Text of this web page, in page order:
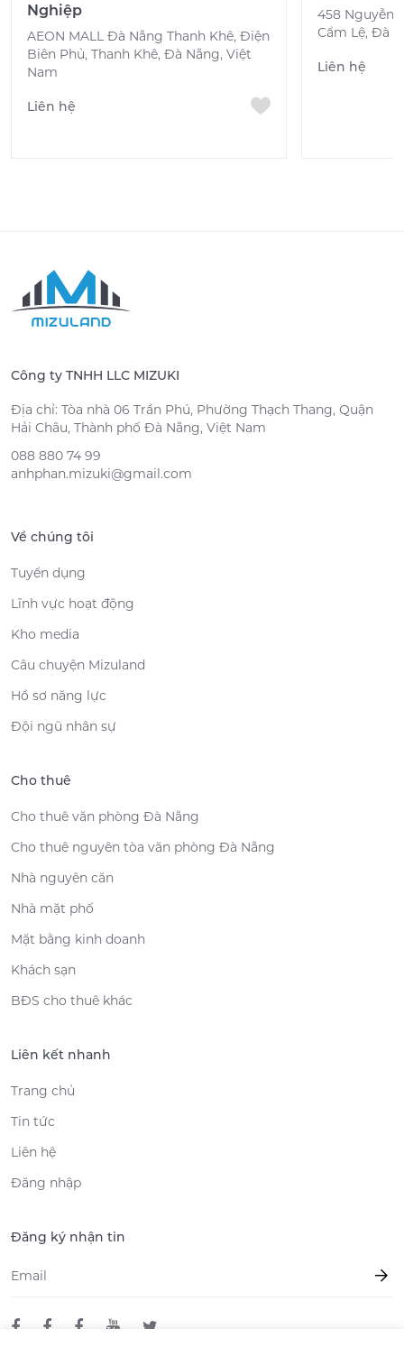
Nghiệp
AEON MALL Đà Nẵng Thanh Khê, Điện
Biên Phủ, Thanh Khê, Đà Nẵng, Việt
Nam
Liên hệ
458 Nguyễn
Cẩm Lệ, Đà
Liên hệ
Công ty TNHH LLC MIZUKI
Địa chỉ: Tòa nhà 06 Trần Phú, Phường Thạch Thang, Quận
Hải Châu, Thành phố Đà Nẵng, Việt Nam
088 880 74 99
anhphan.mizuki@gmail.com
Về chúng tôi
Tuyển dụng
Lĩnh vực hoạt động
Kho media
Câu chuyện Mizuland
Hồ sơ năng lực
Đội ngũ nhân sự
Cho thuê
Cho thuê văn phòng Đà Nẵng
Cho thuê nguyên tòa văn phòng Đà Nẵng
Nhà nguyên căn
Nhà mặt phố
Mặt bằng kinh doanh
Khách sạn
BĐS cho thuê khác
Liên kết nhanh
Trang chủ
Tin tức
Liên hệ
Đăng nhập
Đăng ký nhận tin
Email